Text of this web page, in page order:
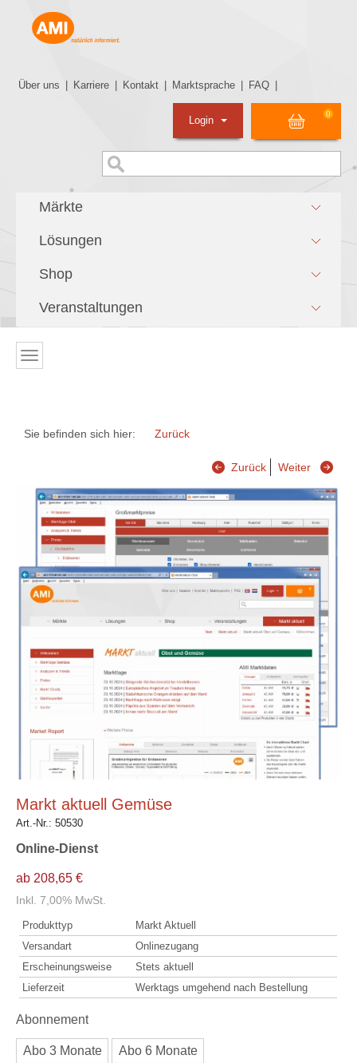
Über uns Karriere Kontakt Marktsprache FAQ
0
Login
Märkte
Lösungen
Shop
Veranstaltungen
Sie befinden sich hier: Zurück
Zurück Weiter
Markt aktuell Gemüse
Art.-Nr.: 50530
Online-Dienst
ab 208,65 €
Inkl. 7,00% MwSt.
Produkttyp
Markt Aktuell
Versandart
Onlinezugang
Erscheinungsweise
Stets aktuell
Lieferzeit
Werktags umgehend nach Bestellung
Abonnement
Abo 3 Monate Abo 6 Monate